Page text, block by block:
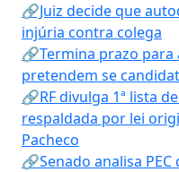
🔗Juiz decide que
injúria contra colega
🔗Termina prazo
pretendem se
🔗RF divulga 1ª lista
respaldada por lei
Pacheco
🔗Senado analisa